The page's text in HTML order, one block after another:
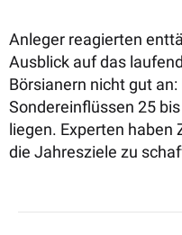
Anleger reagierten
Ausblick auf das
Börsianern nicht gut
Sondereinflüssen 25
liegen. Experten haben
die Jahresziele zu